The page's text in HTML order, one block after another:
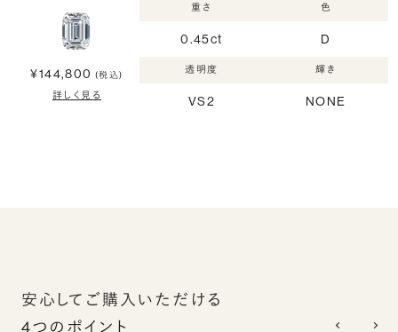
¥144,800 (税込)
詳しく見る
重さ
0.45ct
色
D
透明度
VS2
輝き
NONE
安心してご購入いただける
4つのポイント